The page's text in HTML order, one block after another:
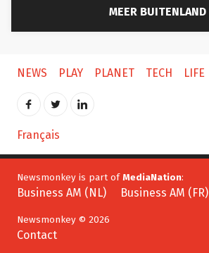
MEER BUITENLAND
NEWS PLAY PLANET TECH LIFE
Français
Newsmonkey is part ofMediaNation:
Business AM (NL) Business AM (FR)
Newsmonkey © 2026
Contact